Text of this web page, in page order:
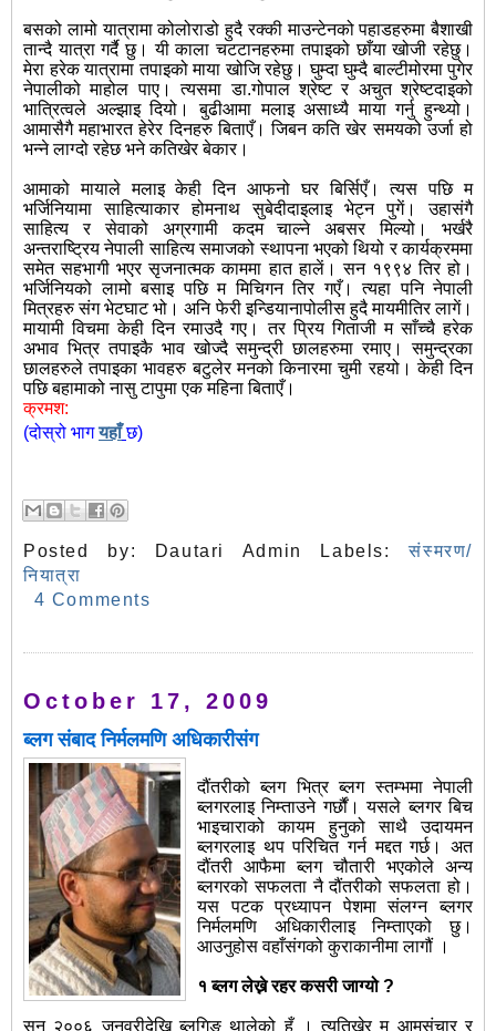
बसको लामो यात्रामा कोलोराडो हुदै रक्की माउन्टेनको पहाडहरुमा बैशाखी
तान्दै यात्रा गर्दै छु। यी काला चटटानहरुमा तपाइको छाँया खोजी रहेछु।
मेरा हरेक यात्रामा तपाइको माया खोजि रहेछु। घुम्दा घुम्दै बाल्टीमोरमा पुगेर
नेपालीको माहोल पाए। त्यसमा डा.गोपाल श्रेष्ट र अचुत श्रेष्टदाइको
भात्रित्वले अल्झाइ दियो। बुढीआमा मलाइ असाध्यै माया गर्नु हुन्थ्यो।
आमासैगै महाभारत हेरेर दिनहरु बिताएँ। जिबन कति खेर समयको उर्जा हो
भन्ने लाग्दो रहेछ भने कतिखेर बेकार।
आमाको मायाले मलाइ केही दिन आफनो घर बिर्सिएँ। त्यस पछि म
भर्जिनियामा साहित्याकार होमनाथ सुबेदीदाइलाइ भेट्न पुगें। उहासंगै
साहित्य र सेवाको अग्रगामी कदम चाल्ने अबसर मिल्यो। भर्खरै
अन्तराष्ट्रिय नेपाली साहित्य समाजको स्थापना भएको थियो र कार्यक्रममा
समेत सहभागी भएर सृजनात्मक काममा हात हालें। सन १९९४ तिर हो।
भर्जिनियको लामो बसाइ पछि म मिचिगन तिर गएँ। त्यहा पनि नेपाली
मित्रहरु संग भेटघाट भो। अनि फेरी इन्डियानापोलीस हुदै मायमीतिर लागें।
मायामी विचमा केही दिन रमाउदै गए। तर प्रिय गिताजी म साँच्चै हरेक
अभाव भित्र तपाइकै भाव खोज्दै समुन्द्री छालहरुमा रमाए। समुन्द्रका
छालहरुले तपाइका भावहरु बटुलेर मनको किनारमा चुमी रहयो। केही दिन
पछि बहामाको नासु टापुमा एक महिना बिताएँ।
क्रमश:
(दोस्रो भागयहाँ छ)
Posted by: Dautari Admin Labels:संस्मरण/
नियात्रा
4 Comments
October 17, 2009
ब्लग संबाद निर्मलमणि अधिकारीसंग
दौंतरीको ब्लग भित्र ब्लग स्तम्भमा नेपाली
ब्लगरलाइ निम्ताउने गर्छौं। यसले ब्लगर बिच
भाइचाराको कायम हुनुको साथै उदायमन
ब्लगरलाइ थप परिचित गर्न मद्दत गर्छ। अत
दौंतरी आफैमा ब्लग चौतारी भएकोले अन्य
ब्लगरको सफलता नै दौंतरीको सफलता हो।
यस पटक प्रध्यापन पेशमा संलग्न ब्लगर
निर्मलमणि अधिकारीलाइ निम्ताएको छु।
आउनुहोस वहाँसंगको कुराकानीमा लागौं ।
१ ब्लग लेख्ने रहर कसरी जाग्यो ?
सन् २००६ जनवरीदेखि ब्लगिङ् थालेको हुँ । त्यतिखेर म आमसंचार र